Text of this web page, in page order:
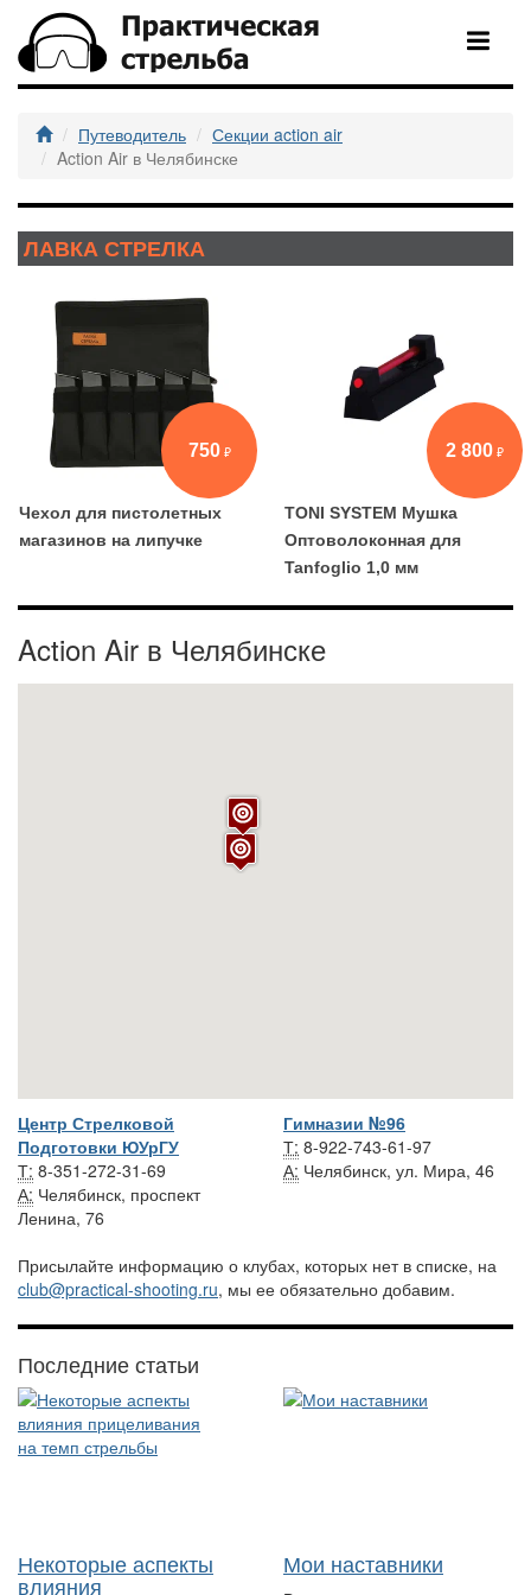
Путеводитель
Секции action air
Action Air в Челябинске
ЛАВКА СТРЕЛКА
750
Чехол для пистолетных
магазинов на липучке
2 800
TONI SYSTEM Мушка
Оптоволоконная для
Tanfoglio 1,0 мм
Action Air в Челябинске
Центр Стрелковой
Подготовки ЮУрГУ
Т: 8-351-272-31-69
А: Челябинск, проспект
Ленина, 76
Гимназии №96
Т: 8-922-743-61-97
А: Челябинск, ул. Мира, 46
Присылайте информацию о клубах, которых нет в списке, на
club@practical-shooting.ru, мы ее обязательно добавим.
Последние статьи
Некоторые аспекты
влияния
Мои наставники